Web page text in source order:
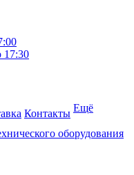
17:30
Контакты Ещё